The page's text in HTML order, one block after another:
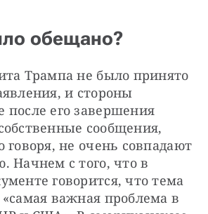
обещано?
Трампа не было принято
и стороны
после его завершения
сообщения,
говоря, не очень совпадают
Начнем с того, что в
говорится, что тема
важная проблема в